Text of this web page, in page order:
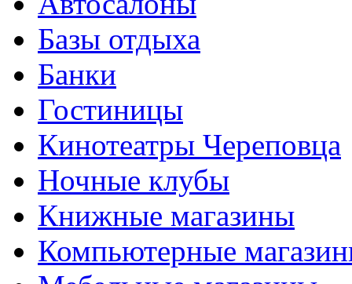
Базы отдыха
Банки
Гостиницы
Кинотеатры Череповца
Ночные клубы
Книжные магазины
Компьютерные